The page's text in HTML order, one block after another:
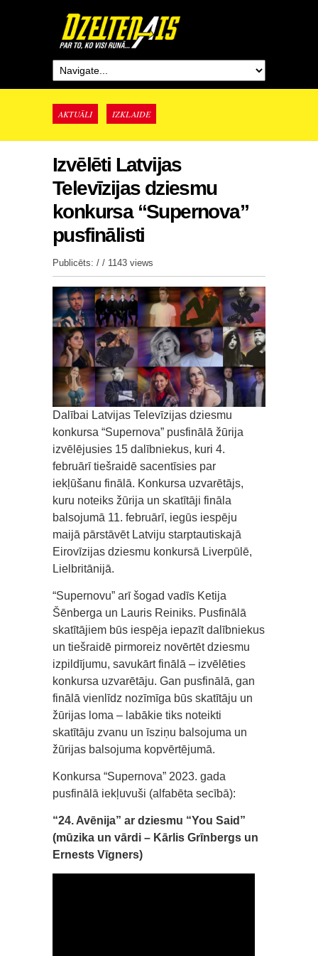
AKTUĀLI IZKLAIDE
Izvēlēti Latvijas
Televīzijas dziesmu
konkursa “Supernova”
pusfinālisti
Publicēts: / / 1143 views
Dalībai Latvijas Televīzijas dziesmu
konkursa “Supernova” pusfinālā žūrija
izvēlējusies 15 dalībniekus, kuri 4.
februārī tiešraidē sacentīsies par
iekļūšanu finālā. Konkursa uzvarētājs,
kuru noteiks žūrija un skatītāji fināla
balsojumā 11. februārī, iegūs iespēju
maijā pārstāvēt Latviju starptautiskajā
Eirovīzijas dziesmu konkursā Liverpūlē,
Lielbritānijā.
“Supernovu” arī šogad vadīs Ketija
Šēnberga un Lauris Reiniks. Pusfinālā
skatītājiem būs iespēja iepazīt dalībniekus
un tiešraidē pirmoreiz novērtēt dziesmu
izpildījumu, savukārt finālā – izvēlēties
konkursa uzvarētāju. Gan pusfinālā, gan
finālā vienlīdz nozīmīga būs skatītāju un
žūrijas loma – labākie tiks noteikti
skatītāju zvanu un īsziņu balsojuma un
žūrijas balsojuma kopvērtējumā.
Konkursa “Supernova” 2023. gada
pusfinālā iekļuvuši (alfabēta secībā):
“24. Avēnija” ar dziesmu “You Said”
(mūzika un vārdi – Kārlis Grīnbergs un
Ernests Vīgners)